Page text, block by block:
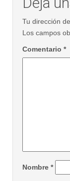
Tu dirección
Los campos
Comentario *
Nombre *